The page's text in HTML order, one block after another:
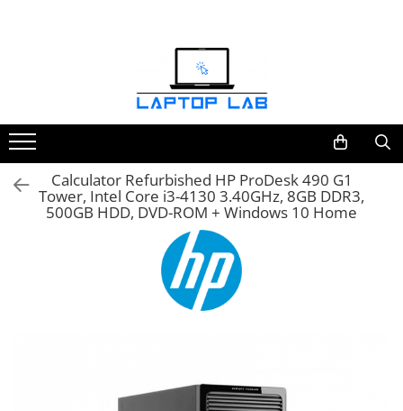
Mouseuri
Încărcătoare
Calculator Refurbished HP ProDesk 490 G1
Tower, Intel Core i3-4130 3.40GHz, 8GB DDR3,
500GB HDD, DVD-ROM + Windows 10 Home